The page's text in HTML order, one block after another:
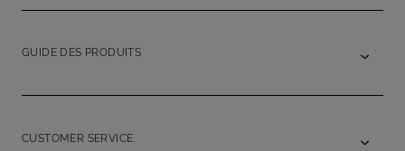
GUIDE DES PRODUITS
CUSTOMER SERVICE